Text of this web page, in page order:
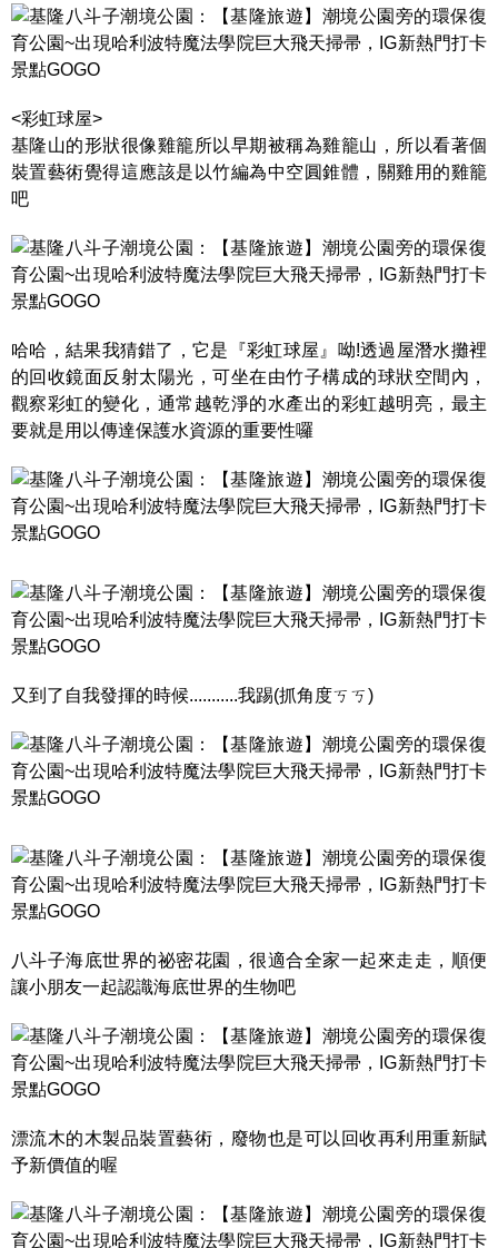
<彩虹球屋>
基隆山的形狀很像雞籠所以早期被稱為雞籠山，所以看著個
裝置藝術覺得這應該是以竹編為中空圓錐體，關雞用的雞籠
吧
哈哈，結果我猜錯了，它是『彩虹球屋』呦!透過屋潛水攤裡
的回收鏡面反射太陽光，可坐在由竹子構成的球狀空間內，
觀察彩虹的變化，通常越乾淨的水產出的彩虹越明亮，最主
要就是用以傳達保護水資源的重要性囉
又到了自我發揮的時候...........我踢(抓角度ㄎㄎ)
八斗子海底世界的祕密花園，很適合全家一起來走走，順便
讓小朋友一起認識海底世界的生物吧
漂流木的木製品裝置藝術，廢物也是可以回收再利用重新賦
予新價值的喔